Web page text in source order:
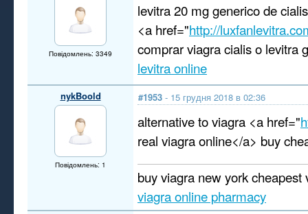
Повідомлень: 3349
levitra 20 mg generico de cialis
<a href="http://
comprar viagra cialis o levitra
levitra online
nykBoold
Повідомлень: 1
#1953 - 15 грудня 2018 в 02:36
alternative to viagra <a href="
real viagra online</a> buy
buy viagra new york
viagra online pharmacy